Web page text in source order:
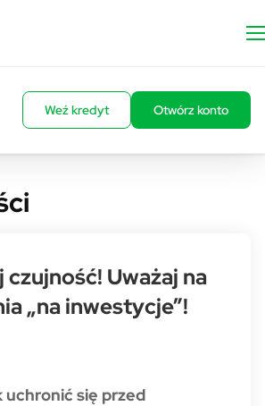
Weź kredyt Otwórz konto
czujność! Uważaj na
„na inwestycje”!
uchronić się przed